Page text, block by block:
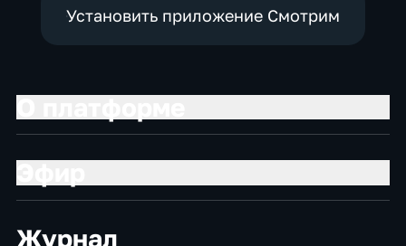
Установить приложение Смотрим
Журнал